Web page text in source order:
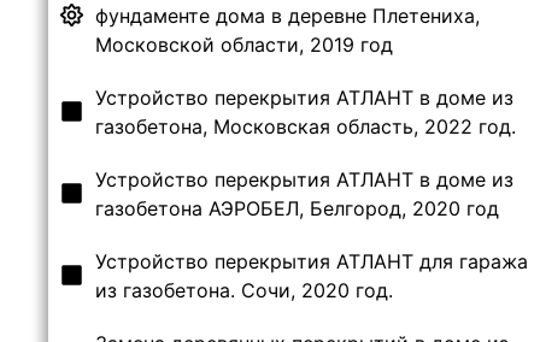
фундаменте дома в деревне Плетениха,
Московской области, 2019 год
Устройство перекрытия АТЛАНТ в доме из
газобетона, Московская область, 2022 год.
Устройство перекрытия АТЛАНТ в доме из
газобетона АЭРОБЕЛ, Белгород, 2020 год
Устройство перекрытия АТЛАНТ для гаража
из газобетона. Сочи, 2020 год.